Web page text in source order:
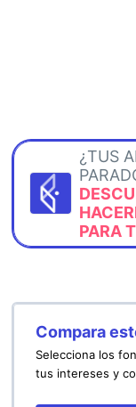
¿TUS
PARA
Compara
Selecciona los
tus intereses y